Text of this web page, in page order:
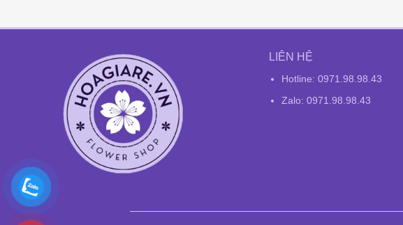
LIÊN HỆ
Hotline:0971.98.98.43
Zalo: 0971.98.98.43